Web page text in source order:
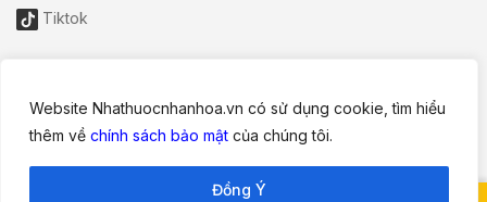
Website Nhathuocnhanhoa.vn có sử dụng cookie, tìm hiểu
thêm về chính sách bảo mật của chúng tôi.
Đồng Ý
Tiktok
Thông tin trên website này chỉ mang tính chất nội bộ tham khảo;
thay thế cho tư vấn, chẩn đoán hoặc điều trị từ nhân viên y tế.